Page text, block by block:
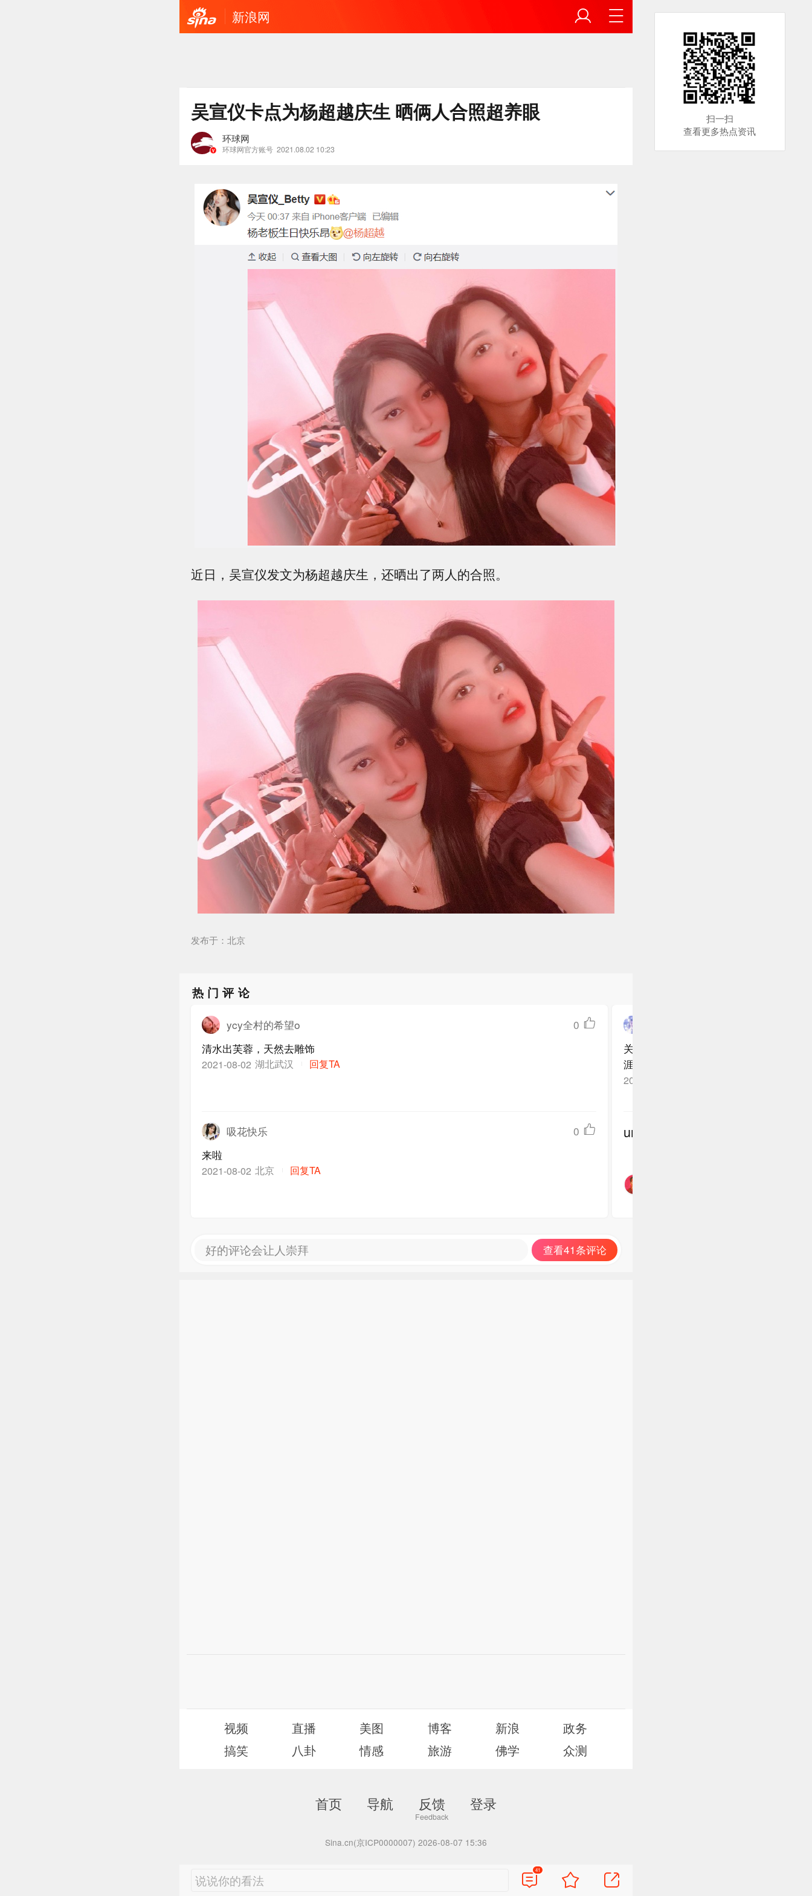
新浪网
吴宣仪卡点为杨超越庆生 晒俩人合照超养眼
环球网
环球网官方账号 2021.08.02 10:23
近日，吴宣仪发文为杨超越庆生，还晒出了两人的合照。
发布于：北京
热门评论
ycy全村的希望o
0
清水出芙蓉，天然去雕饰
2021-08-02 湖北武汉 回复TA
吸花快乐
0
来啦
2021-08-02 北京 回复TA
关关雎鸠，寻色九州。美目盼兮，一眼
涯。古风美少女@杨超越 相会海俪恩，
2021-08-02
undefined
好的评论会让人崇拜 查看41条评论
视频 直播 美图 博客 新浪
政务
搞笑
八卦 情感 旅游 佛学 众测
首页 导航 反馈 登录
Sina.cn(京ICP0000007) 2026-08-07 15:36
说说你的看法
41
扫一扫
查看更多热点资讯